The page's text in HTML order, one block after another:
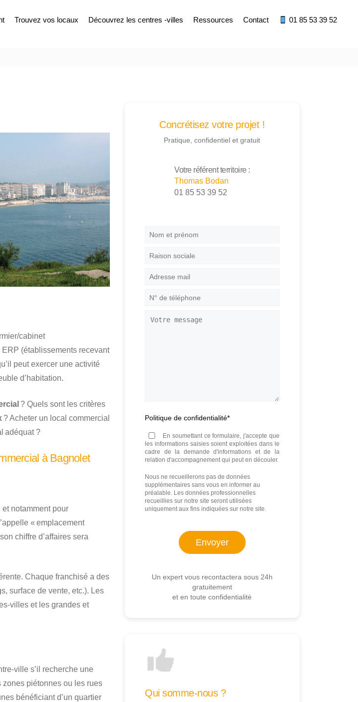
Trouvez vos locaux Découvrez les centres -villes Ressources Contact 01 85 53 39 52
cabinet
(établissements recevant
peut exercer une activité
d’habitation.
? Quels sont les critères
? Acheter un local commercial
adéquat ?
à Bagnolet
et notamment pour
« emplacement
chiffre d’affaires sera
Chaque franchisé a des
surface de vente, etc.). Les
villes et les grandes et
ville s’il recherche une
zones piétonnes ou les rues
bénéficiant d’un quartier
Concrétisez votre projet !
Pratique, confidentiel et gratuit
Votre référent territoire :
Thomas Bodan
01 85 53 39 52
Nom
prénom*
Raison
Adresse
N°
téléphone*
Votre
Politique de confidentialité*
En soumettant ce formulaire, j'accepte que
les informations saisies soient exploitées dans le
cadre de la demande d'informations et de la
relation d'accompagnement qui peut en découler.
Nous ne recueillerons pas de données
supplémentaires sans vous en informer au
préalable. Les données professionnelles
recueillies sur notre site seront utilisées
uniquement aux fins indiquées sur notre site.
Un expert vous recontactera sous 24h
gratuitement
et en toute confidentialité
Qui somme-nous ?